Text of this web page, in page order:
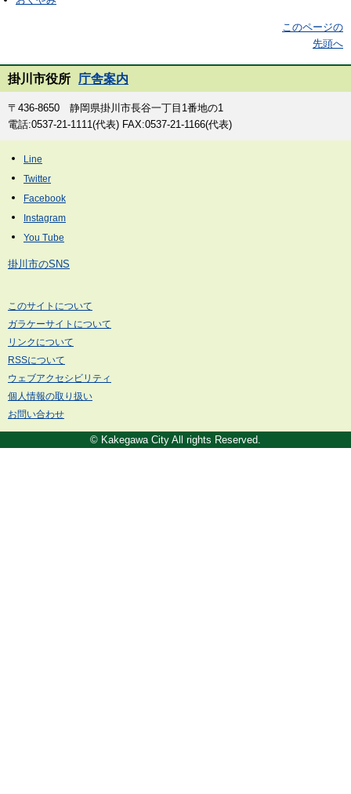
このページの
先頭へ
掛川市役所 庁舎案内
〒436-8650 静岡県掛川市長谷一丁目1番地の1
電話:0537-21-1111(代表) FAX:0537-21-1166(代表)
掛川市のSNS
このサイトについて
ガラケーサイトについて
リンクについて
RSSについて
ウェブアクセシビリティ
個人情報の取り扱い
お問い合わせ
© Kakegawa City All rights Reserved.